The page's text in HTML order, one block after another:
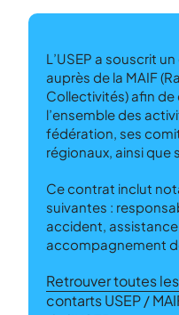
L’USEP a souscrit
auprès de la MAIF
Collectivités) afin de
l’ensemble des
fédération, ses
régionaux, ainsi que
Ce contrat inclut
suivantes :
accident,
accompagnement
Retrouver toutes
contarts USEP /